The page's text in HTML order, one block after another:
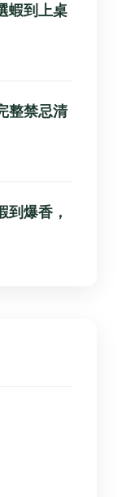
蝦到上桌
整禁忌清
到爆香，